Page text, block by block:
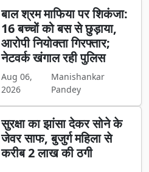
बाल श्रम माफिया पर शिकंजा:
16 बच्चों को बस से छुड़ाया,
आरोपी नियोक्ता गिरफ्तार;
नेटवर्क खंगाल रही पुलिस
Aug 06,
2026
Manishankar
Pandey
सुरक्षा का झांसा देकर सोने के
जेवर साफ, बुजुर्ग महिला से
करीब 2 लाख की ठगी